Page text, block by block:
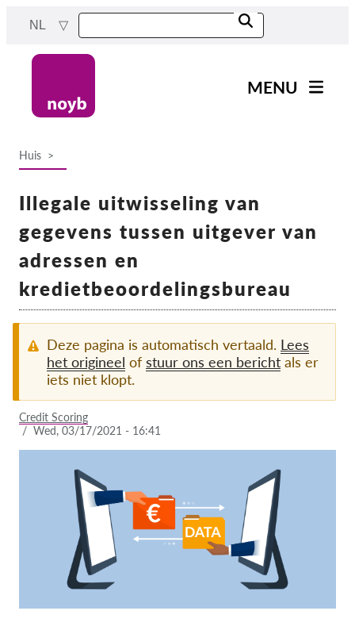
content
NL
MENU
Projecten
Exercise your rights!
Steun ons!
Als lid inloggen
Over ons
Huis
Illegale uitwisseling van
gegevens tussen uitgever van
adressen en
kredietbeoordelingsbureau
Deze pagina is automatisch vertaald. Lees
het origineel of stuur ons een bericht als er
iets niet klopt.
Credit Scoring
/ Wed, 03/17/2021 - 16:41